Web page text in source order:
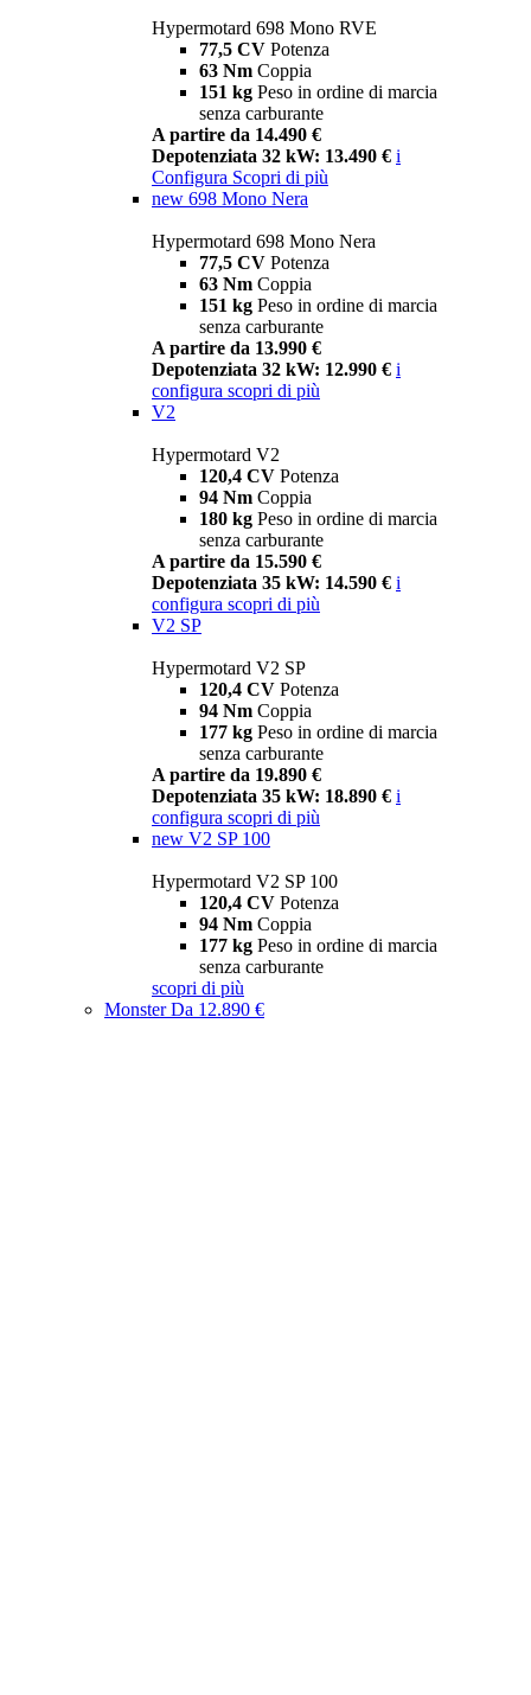
Hypermotard 698 Mono RVE
77,5 CV Potenza
63 Nm Coppia
151 kg Peso in ordine di marcia
senza carburante
A partire da 14.490 €
Depotenziata 32 kW: 13.490 € i
Configura Scopri di più
new 698 Mono Nera
Hypermotard 698 Mono Nera
77,5 CV Potenza
63 Nm Coppia
151 kg Peso in ordine di marcia
senza carburante
A partire da 13.990 €
Depotenziata 32 kW: 12.990 € i
configura scopri di più
V2
Hypermotard V2
120,4 CV Potenza
94 Nm Coppia
180 kg Peso in ordine di marcia
senza carburante
A partire da 15.590 €
Depotenziata 35 kW: 14.590 € i
configura scopri di più
V2 SP
Hypermotard V2 SP
120,4 CV Potenza
94 Nm Coppia
177 kg Peso in ordine di marcia
senza carburante
A partire da 19.890 €
Depotenziata 35 kW: 18.890 € i
configura scopri di più
new V2 SP 100
Hypermotard V2 SP 100
120,4 CV Potenza
94 Nm Coppia
177 kg Peso in ordine di marcia
senza carburante
scopri di più
MonsterDa 12.890 €